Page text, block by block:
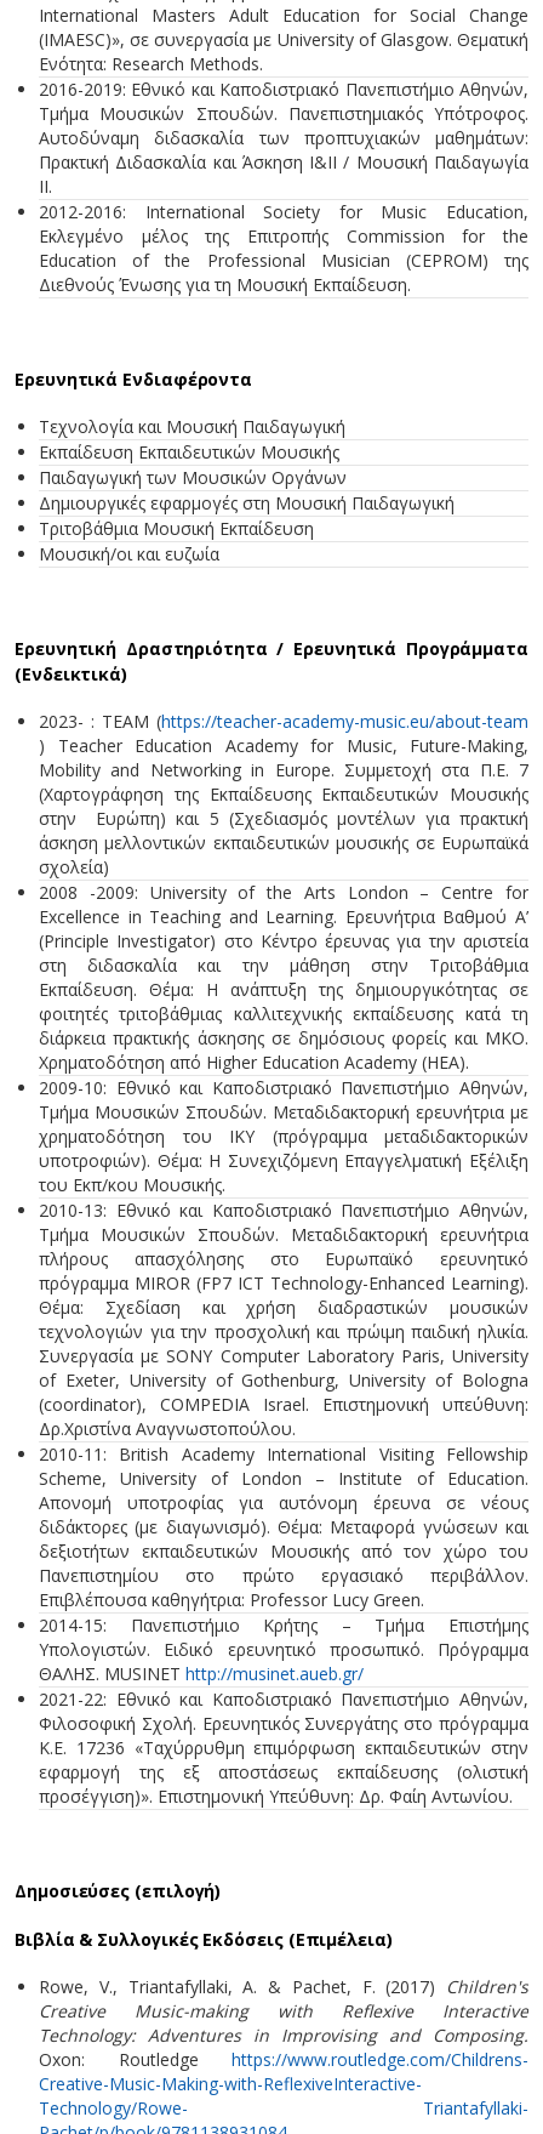
International Masters Adult Education for Social Change
(IMAESC)», σε συνεργασία με University of Glasgow. Θεματική
Ενότητα: Research Methods.
2016-2019: Εθνικό και Καποδιστριακό Πανεπιστήμιο Αθηνών,
Τμήμα Μουσικών Σπουδών. Πανεπιστημιακός Υπότροφος.
Αυτοδύναμη διδασκαλία των προπτυχιακών μαθημάτων:
Πρακτική Διδασκαλία και Άσκηση Ι&ΙΙ / Μουσική Παιδαγωγία
ΙΙ.
2012-2016: International Society for Music Education,
Εκλεγμένο μέλος της Επιτροπής Commission for the
Education of the Professional Musician (CEPROM) της
Διεθνούς Ένωσης για τη Μουσική Εκπαίδευση.
Ερευνητικά Ενδιαφέροντα
Τεχνολογία και Μουσική Παιδαγωγική
Εκπαίδευση Εκπαιδευτικών Μουσικής
Παιδαγωγική των Μουσικών Οργάνων
Δημιουργικές εφαρμογές στη Μουσική Παιδαγωγική
Τριτοβάθμια Μουσική Εκπαίδευση
Μουσική/οι και ευζωία
Ερευνητική Δραστηριότητα / Ερευνητικά Προγράμματα
(Ενδεικτικά)
2023- : TEAM (https://teacher-academy-music.eu/about-team
) Teacher Education Academy for Music, Future-Making,
Mobility and Networking in Europe. Συμμετοχή στα Π.Ε. 7
(Χαρτογράφηση της Εκπαίδευσης Εκπαιδευτικών Μουσικής
στην Ευρώπη) και 5 (Σχεδιασμός μοντέλων για πρακτική
άσκηση μελλοντικών εκπαιδευτικών μουσικής σε Ευρωπαϊκά
σχολεία)
2008 -2009: University of the Arts London – Centre for
Excellence in Teaching and Learning. Ερευνήτρια Βαθμού Α’
(Principle Investigator) στο Κέντρο έρευνας για την αριστεία
στη διδασκαλία και την μάθηση στην Τριτοβάθμια
Εκπαίδευση. Θέμα: Η ανάπτυξη της δημιουργικότητας σε
φοιτητές τριτοβάθμιας καλλιτεχνικής εκπαίδευσης κατά τη
διάρκεια πρακτικής άσκησης σε δημόσιους φορείς και ΜΚΟ.
Χρηματοδότηση από Higher Education Academy (ΗΕΑ).
2009-10: Εθνικό και Καποδιστριακό Πανεπιστήμιο Αθηνών,
Τμήμα Μουσικών Σπουδών. Μεταδιδακτορική ερευνήτρια με
χρηματοδότηση του ΙΚΥ (πρόγραμμα μεταδιδακτορικών
υποτροφιών). Θέμα: Η Συνεχιζόμενη Επαγγελματική Εξέλιξη
του Εκπ/κου Μουσικής.
2010-13: Εθνικό και Καποδιστριακό Πανεπιστήμιο Αθηνών,
Τμήμα Μουσικών Σπουδών. Μεταδιδακτορική ερευνήτρια
πλήρους απασχόλησης στο Ευρωπαϊκό ερευνητικό
πρόγραμμα MIROR (FP7 ICT Technology-Enhanced Learning).
Θέμα: Σχεδίαση και χρήση διαδραστικών μουσικών
τεχνολογιών για την προσχολική και πρώιμη παιδική ηλικία.
Συνεργασία με SONY Computer Laboratory Paris, University
of Exeter, University of Gothenburg, University of Bologna
(coordinator), COMPEDIA Israel. Επιστημονική υπεύθυνη:
Δρ.Χριστίνα Αναγνωστοπούλου.
2010-11: British Academy International Visiting Fellowship
Scheme, University of London – Institute of Education.
Aπονομή υποτροφίας για αυτόνομη έρευνα σε νέους
διδάκτορες (με διαγωνισμό). Θέμα: Μεταφορά γνώσεων και
δεξιοτήτων εκπαιδευτικών Μουσικής από τον χώρο του
Πανεπιστημίου στο πρώτο εργασιακό περιβάλλον.
Επιβλέπουσα καθηγήτρια: Professor Lucy Green.
2014-15: Πανεπιστήμιο Κρήτης – Τμήμα Επιστήμης
Υπολογιστών. Ειδικό ερευνητικό προσωπικό. Πρόγραμμα
ΘΑΛΗΣ. MUSINET http://musinet.aueb.gr/
2021-22: Εθνικό και Καποδιστριακό Πανεπιστήμιο Αθηνών,
Φιλοσοφική Σχολή. Ερευνητικός Συνεργάτης στο πρόγραμμα
Κ.Ε. 17236 «Ταχύρρυθμη επιμόρφωση εκπαιδευτικών στην
εφαρμογή της εξ αποστάσεως εκπαίδευσης (ολιστική
προσέγγιση)». Επιστημονική Υπεύθυνη: Δρ. Φαίη Αντωνίου.
Δημοσιεύσες (επιλογή)
Bιβλία & Συλλογικές Εκδόσεις (Επιμέλεια)
Rowe, V., Triantafyllaki, A. & Pachet, F. (2017)
Children's
Creative Music-making with Reflexive Interactive
Technology: Adventures in Improvising and Composing.
Oxon: Routledge https://www.routledge.com/Childrens-
Creative-Music-Making-with-ReflexiveInteractive-
Technology/Rowe- Triantafyllaki-